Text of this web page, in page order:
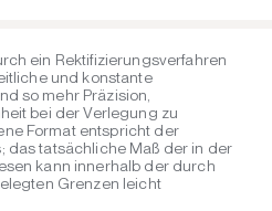
ein Rektifizierungsverfahren
und konstante
so mehr Präzision,
bei der Verlegung zu
Format entspricht der
das tatsächliche Maß der in der
kann innerhalb der durch
Grenzen leicht